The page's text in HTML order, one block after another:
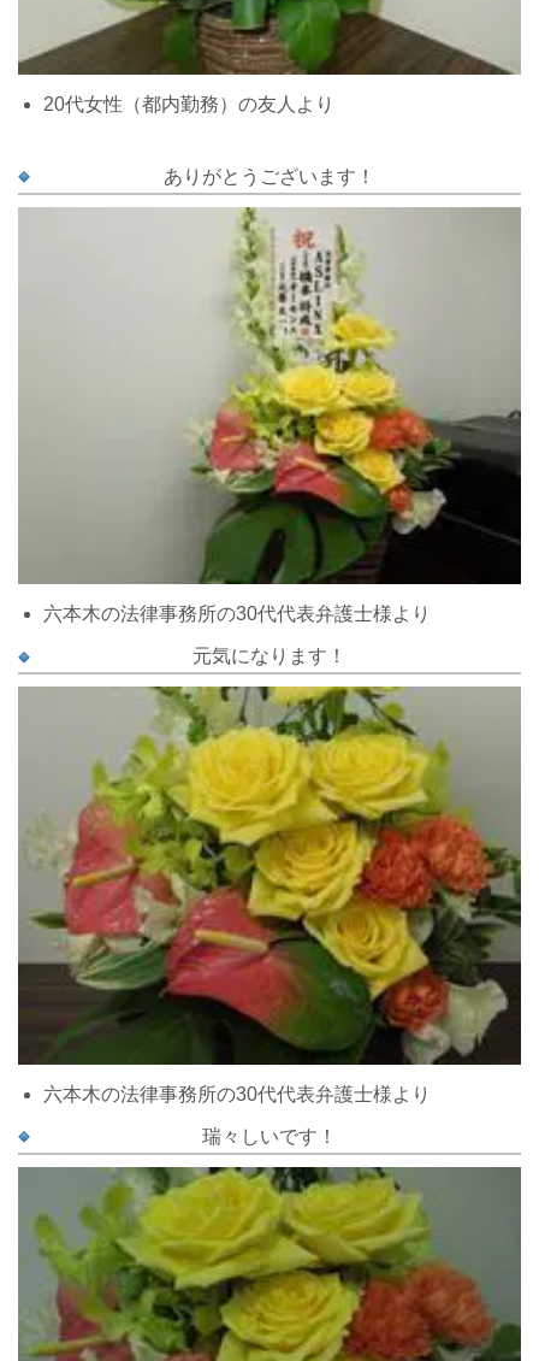
20代女性（都内勤務）の友人より
ありがとうございます！
六本木の法律事務所の30代代表弁護士様より
元気になります！
六本木の法律事務所の30代代表弁護士様より
瑞々しいです！